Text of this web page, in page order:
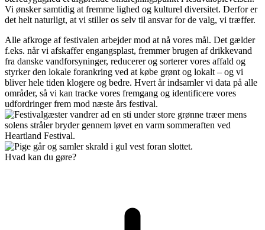
Vi ønsker samtidig at fremme lighed og kulturel diversitet. Derfor er
det helt naturligt, at vi stiller os selv til ansvar for de valg, vi træffer.
Alle afkroge af festivalen arbejder mod at nå vores mål. Det gælder
f.eks. når vi afskaffer engangsplast, fremmer brugen af drikkevand
fra danske vandforsyninger, reducerer og sorterer vores affald og
styrker den lokale forankring ved at købe grønt og lokalt – og vi
bliver hele tiden klogere og bedre. Hvert år indsamler vi data på alle
områder, så vi kan tracke vores fremgang og identificere vores
udfordringer frem mod næste års festival.
Hvad kan du gøre?